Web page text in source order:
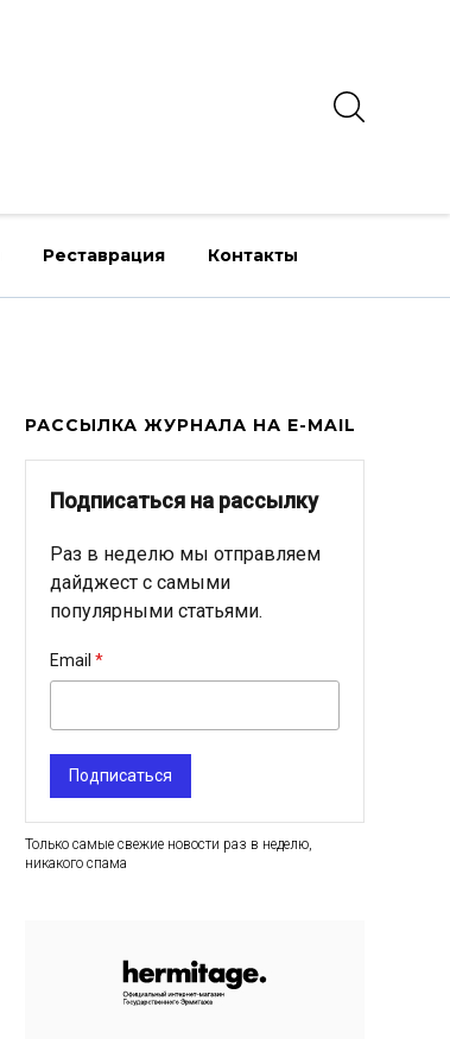
Реставрация Контакты
РАССЫЛКА ЖУРНАЛА НА E-MAIL
Подписаться на рассылку
Раз в неделю мы отправляем
дайджест с самыми
популярными статьями.
Email
Подписаться
Только самые свежие новости раз в неделю,
никакого спама